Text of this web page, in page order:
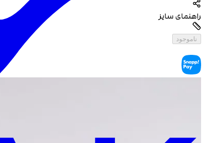
راهنمای سایز
ناموجود